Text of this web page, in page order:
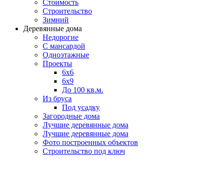
Стоимость
Строительство
Зимний
Деревянные дома
Недорогие
С мансардой
Одноэтажные
Проекты
6х6
6х9
До 100 кв.м.
Из бруса
Под усадку
Загородные дома
Лучшие деревянные дома
Лучшие деревянные дома
Фото построенных объектов
Строительство под ключ